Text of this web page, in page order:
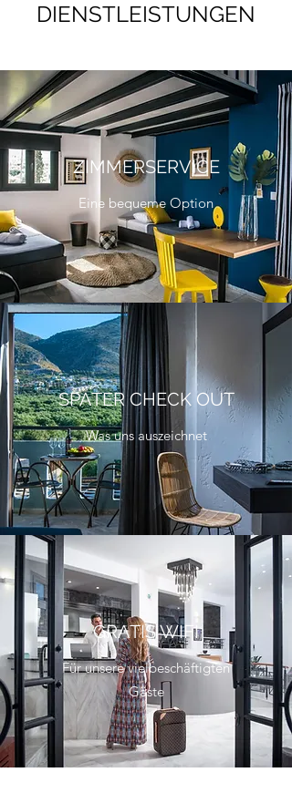
DIENSTLEISTUNGEN
ZIMMERSERVICE
Eine bequeme Option
SPÄTER CHECK OUT
Was uns auszeichnet
GRATIS WIFI
Für unsere vielbeschäftigten
Gäste